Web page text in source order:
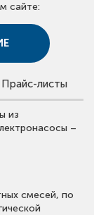
сайте:
Прайс-листы
из
–
смесей, по
сметные